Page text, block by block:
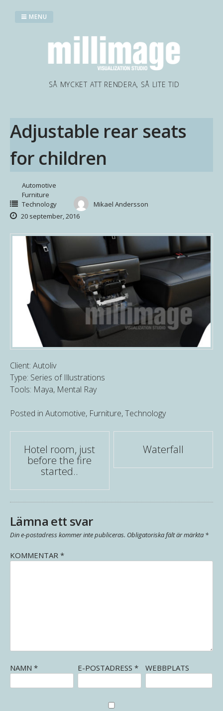
SÅ MYCKET ATT RENDERA, SÅ LITE TID
MENU
Adjustable rear seats
for children
Automotive
Furniture
Technology
Mikael Andersson
20 september, 2016
Client: Autoliv
Type: Series of Illustrations
Tools: Maya, Mental Ray
Posted in Automotive, Furniture,Technology
Post
navigation
Hotel room, just
before the fire
started..
Waterfall
Lämna ett svar
Din e-postadress kommer inte publiceras. Obligatoriska fält är märkta *
KOMMENTAR *
NAMN * E-POSTADRESS * WEBBPLATS